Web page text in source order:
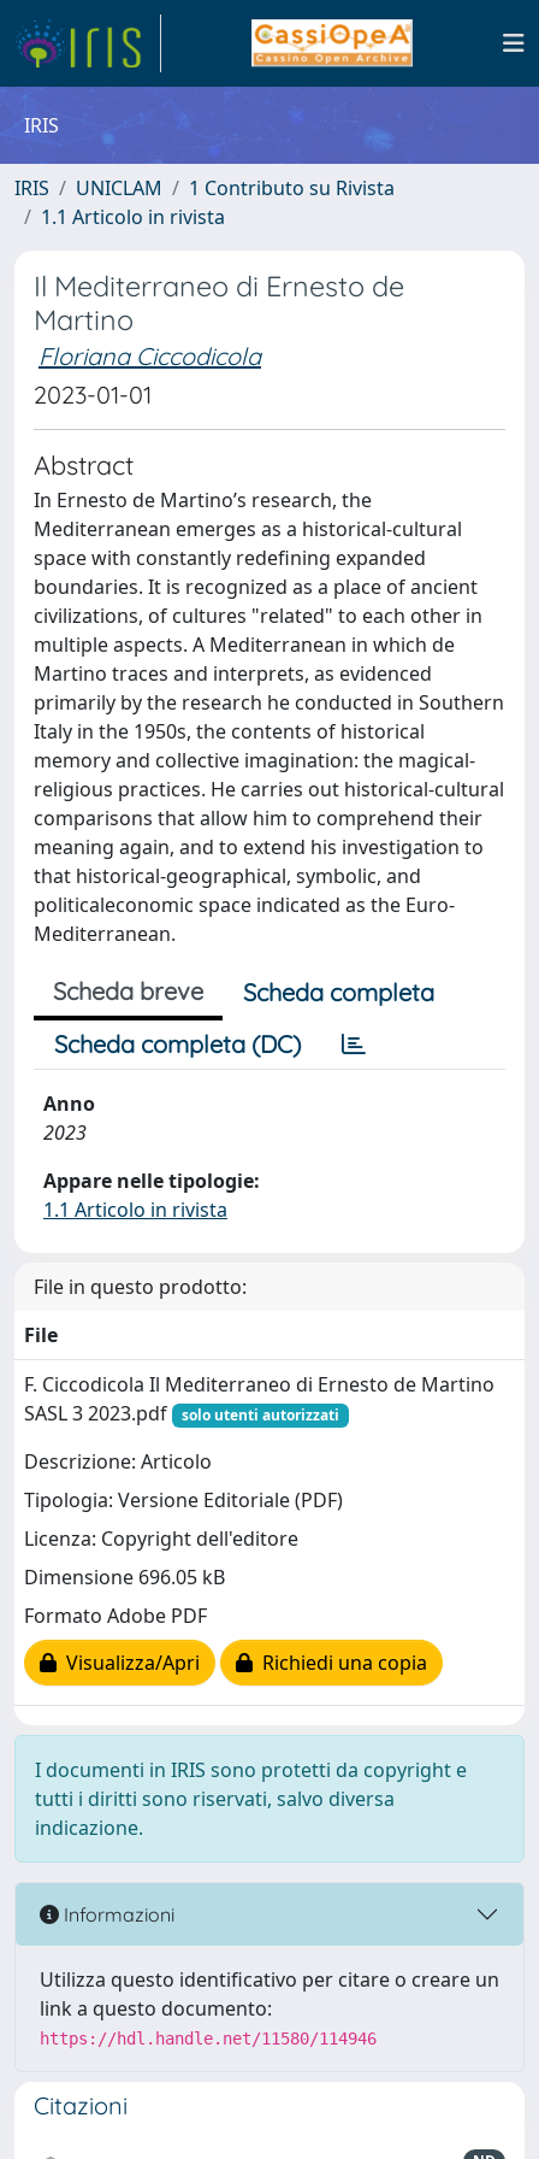
IRIS
IRIS UNICLAM
1 Contributo su Rivista
1.1 Articolo in rivista
Il Mediterraneo di Ernesto de
Martino
Floriana Ciccodicola
2023-01-01
Abstract
In Ernesto de Martino’s research, the
Mediterranean emerges as a historical-cultural
space with constantly redefining expanded
boundaries. It is recognized as a place of ancient
civilizations, of cultures "related" to each other in
multiple aspects. A Mediterranean in which de
Martino traces and interprets, as evidenced
primarily by the research he conducted in Southern
Italy in the 1950s, the contents of historical
memory and collective imagination: the magical-
religious practices. He carries out historical-cultural
comparisons that allow him to comprehend their
meaning again, and to extend his investigation to
that historical-geographical, symbolic, and
politicaleconomic space indicated as the Euro-
Mediterranean.
Scheda breve
Scheda completa
Scheda completa (DC)
Anno
2023
Appare nelle tipologie:
1.1 Articolo in rivista
File in questo prodotto:
File
F. Ciccodicola Il Mediterraneo di Ernesto de Martino
SASL 3 2023.pdf
solo utenti autorizzati
Descrizione: Articolo
Tipologia: Versione Editoriale (PDF)
Licenza: Copyright dell'editore
Dimensione 696.05 kB
Formato Adobe PDF
Visualizza/Apri
Richiedi una copia
I documenti in IRIS sono protetti da copyright e
tutti i diritti sono riservati, salvo diversa
indicazione.
Informazioni
Utilizza questo identificativo per citare o creare un
link a questo documento:
https://hdl.handle.net/11580/114946
Citazioni